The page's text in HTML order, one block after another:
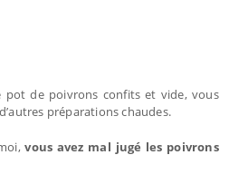
pot de poivrons confits et vide, vous
préparations chaudes.
vous avez mal jugé les poivrons